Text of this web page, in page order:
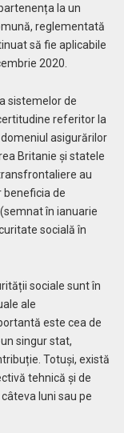
la un
reglementată
să fie aplicabile
2020.
sistemelor de
referitor la
asigurărilor
Britanie și statele
au
beneficia de
în ianuarie
socială în
sociale sunt în
ale
este cea de
singur stat,
Totuși, există
tehnică și de
luni sau pe